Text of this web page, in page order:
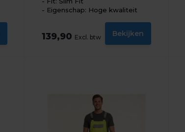
Eigenschap: Hoge kwaliteit
139,90 Excl. btw Bekijken